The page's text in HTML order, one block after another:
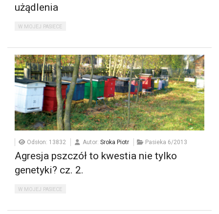
użądlenia
W MOJEJ PASIECE
Odsłon: 13832 Autor: Sroka Piotr Pasieka 6/2013
Agresja pszczół to kwestia nie tylko
genetyki? cz. 2.
W MOJEJ PASIECE